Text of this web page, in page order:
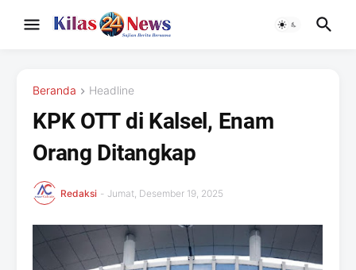
Beranda Headline
KPK OTT di Kalsel, Enam
Orang Ditangkap
Redaksi - Jumat, Desember 19, 2025